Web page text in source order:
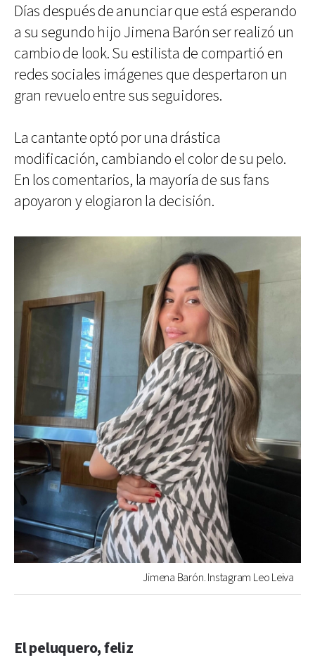
Días después de anunciar que está esperando
a su segundo hijo Jimena Barón ser realizó un
cambio de look. Su estilista de compartió en
redes sociales imágenes que despertaron un
gran revuelo entre sus seguidores.
La cantante optó por una drástica
modificación, cambiando el color de su pelo.
En los comentarios, la mayoría de sus fans
apoyaron y elogiaron la decisión.
Jimena Barón. Instagram Leo Leiva
El peluquero, feliz